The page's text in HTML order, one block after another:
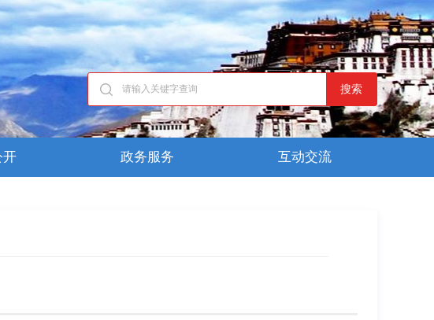
搜索
开 政务服务 互动交流